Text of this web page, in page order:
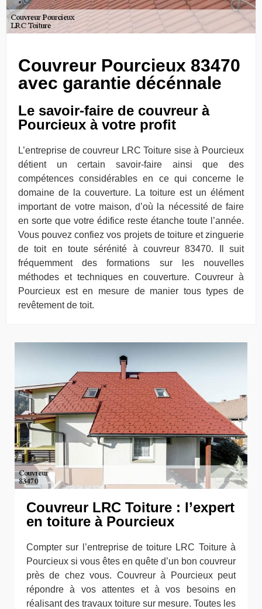
Couvreur Pourcieux 83470
avec garantie décénnale
Le savoir-faire de couvreur à
Pourcieux à votre profit
L’entreprise de couvreur LRC Toiture sise à Pourcieux
détient un certain savoir-faire ainsi que des
compétences considérables en ce qui concerne le
domaine de la couverture. La toiture est un élément
important de votre maison, d’où la nécessité de faire
en sorte que votre édifice reste étanche toute l’année.
Vous pouvez confiez vos projets de toiture et zinguerie
de toit en toute sérénité à couvreur 83470. Il suit
fréquemment des formations sur les nouvelles
méthodes et techniques en couverture. Couvreur à
Pourcieux est en mesure de manier tous types de
revêtement de toit.
Couvreur LRC Toiture : l’expert
en toiture à Pourcieux
Compter sur l’entreprise de toiture LRC Toiture à
Pourcieux si vous êtes en quête d’un bon couvreur
près de chez vous. Couvreur à Pourcieux peut
répondre à vos attentes et à vos besoins en
réalisant des travaux toiture sur mesure. Toutes les